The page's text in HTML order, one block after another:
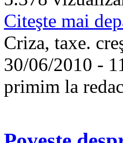
Citeşte mai
Criza, taxe.
30/06/2010 -
primim la